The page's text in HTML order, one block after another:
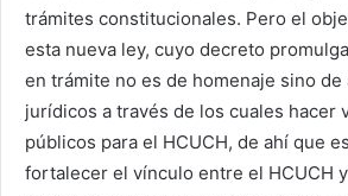
trámites constitucionales. Pero el
esta nueva ley, cuyo decreto
en trámite no es de homenaje sino
jurídicos a través de los cuales hacer
públicos para el HCUCH, de ahí que
fortalecer el vínculo entre el HCUCH